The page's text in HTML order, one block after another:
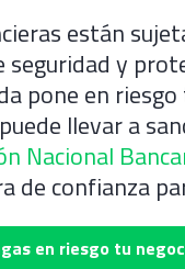
están
y
pone en
llevar a
Nacional
de confianza
en riesgo tu